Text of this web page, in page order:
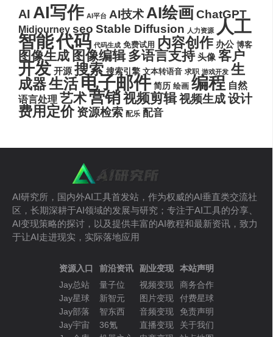
AI AI写作 AI平台 AI技术AI绘画ChatGPT
Midjourney seo Stable Diffusion 人力资源 人工
智能代码 代码生成 免费试用 内容创作 办公 博客
图像生成 图像编辑 多语言支持 头像 客户
开发 开源 搜索 搜索引擎 文本转语音 求职 游戏开发 生
成器生活电子邮件 简历 绘画 编程 自然
语言处理 艺术营销视频剪辑视频生成设计
费用定价 资源检索 配乐 配音
AI研究所，国内外AI工具首发站，作为权威的AI垂直类交流社
区，长期深耕于AI领域的发展与研究；专注于AI工具的分享、
AI变现策略的探讨，以及提供丰富的AI教程和最新资讯，致力
于让AI走进现实，实际落地应用
资源入口
Jay总站
Jay星球
Jay部落
Jay宇宙
前沿资讯
量子位
新智元
智东西
36氪
副业变现
视频变现
图片变现
音频变现
直播变现
本站声明
商务合作
付费星球
免责声明
关于我们